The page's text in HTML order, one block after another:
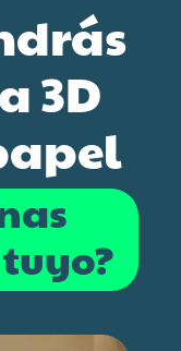
3D